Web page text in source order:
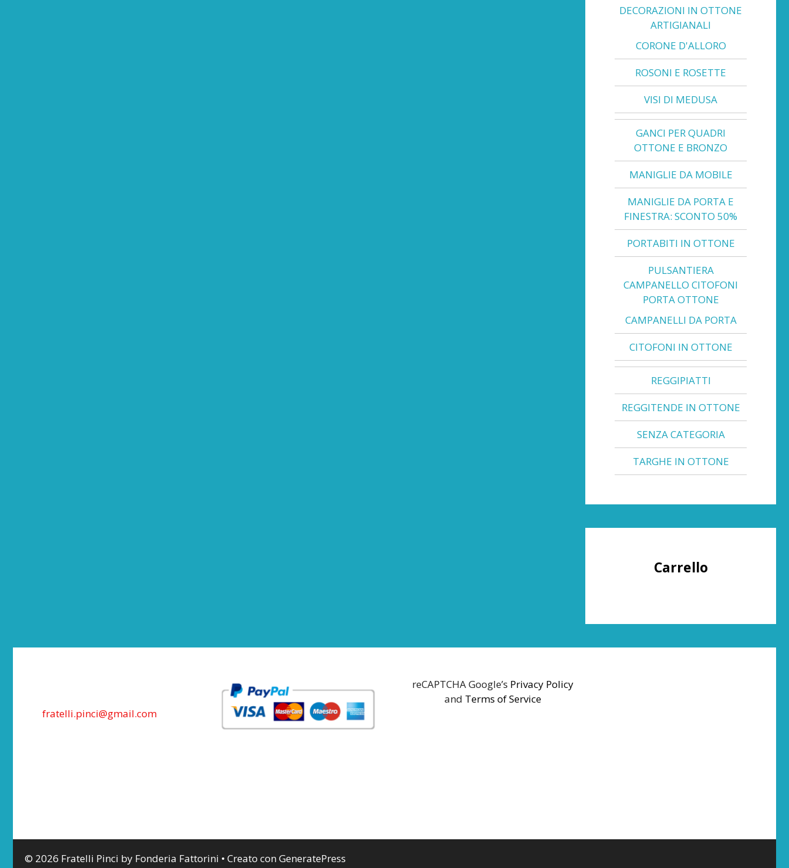
DECORAZIONI IN OTTONE
ARTIGIANALI
CORONE D'ALLORO
ROSONI E ROSETTE
VISI DI MEDUSA
GANCI PER QUADRI
OTTONE E BRONZO
MANIGLIE DA MOBILE
MANIGLIE DA PORTA E
FINESTRA: SCONTO 50%
PORTABITI IN OTTONE
PULSANTIERA
CAMPANELLO CITOFONI
PORTA OTTONE
CAMPANELLI DA PORTA
CITOFONI IN OTTONE
REGGIPIATTI
REGGITENDE IN OTTONE
SENZA CATEGORIA
TARGHE IN OTTONE
Carrello
fratelli.pinci@gmail.com
reCAPTCHA Google’s Privacy Policy
and Terms of Service
© 2026 Fratelli Pinci by Fonderia Fattorini • Creato conGeneratePress